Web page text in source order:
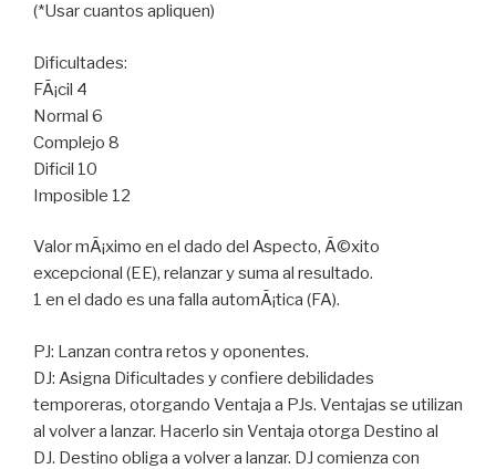
(*Usar cuantos apliquen)
Dificultades:
FÃ¡cil 4
Normal 6
Complejo 8
Dificil 10
Imposible 12
Valor mÃ¡ximo en el dado del Aspecto, Ã©xito
excepcional (EE), relanzar y suma al resultado.
1 en el dado es una falla automÃ¡tica (FA).
PJ: Lanzan contra retos y oponentes.
DJ: Asigna Dificultades y confiere debilidades
temporeras, otorgando Ventaja a PJs. Ventajas se utilizan
al volver a lanzar. Hacerlo sin Ventaja otorga Destino al
DJ. Destino obliga a volver a lanzar. DJ comienza con